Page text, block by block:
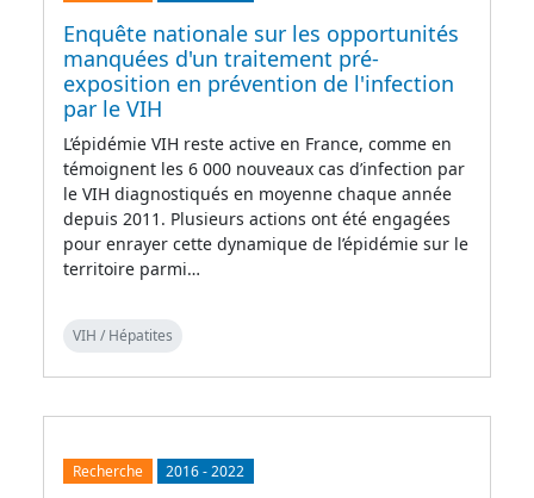
Enquête nationale sur les opportunités
manquées d'un traitement pré-
exposition en prévention de l'infection
par le VIH
L’épidémie VIH reste active en France, comme en
témoignent les 6 000 nouveaux cas d’infection par
le VIH diagnostiqués en moyenne chaque année
depuis 2011. Plusieurs actions ont été engagées
pour enrayer cette dynamique de l’épidémie sur le
territoire parmi…
VIH / Hépatites
Recherche 2016-2022